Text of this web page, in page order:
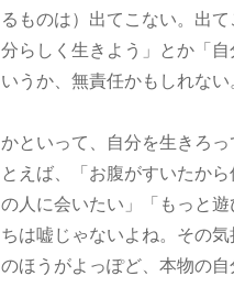
るものは）出てこない。出
分らしく生きよう」とか「
いうか、無責任かもしれない
かといって、自分を生きろ
とえば、「お腹がすいたか
の人に会いたい」「もっと
ちは嘘じゃないよね。その
のほうがよっぽど、本物の